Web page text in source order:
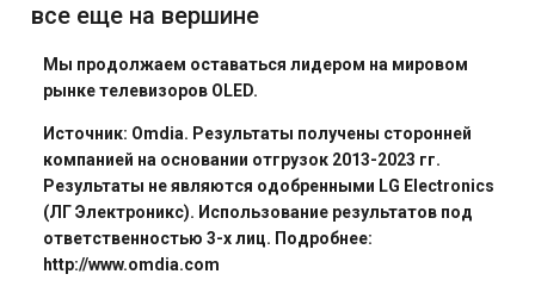
все еще на вершине
Мы продолжаем оставаться лидером на мировом
рынке телевизоров OLED.
Источник: Omdia. Результаты получены сторонней
компанией на основании отгрузок 2013-2023 гг.
Результаты не являются одобренными LG Electronics
(ЛГ Электроникс). Использование результатов под
ответственностью 3-х лиц. Подробнее:
http://www.omdia.com